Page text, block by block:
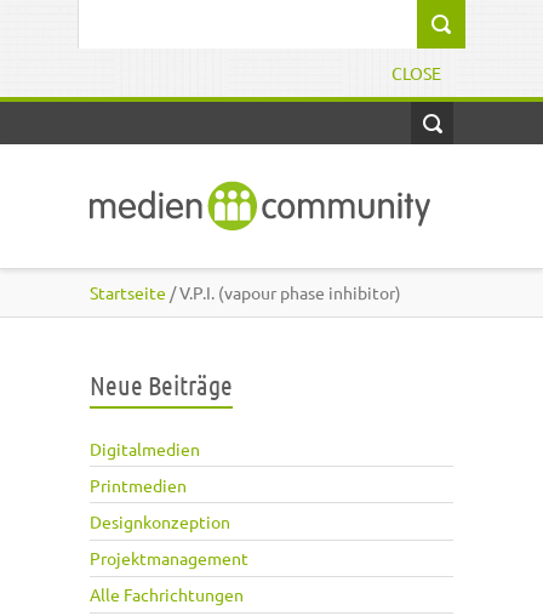
CLOSE
Startseite / V.P.I. (vapour phase inhibitor)
Neue Beiträge
Digitalmedien
Printmedien
Designkonzeption
Projektmanagement
Alle Fachrichtungen